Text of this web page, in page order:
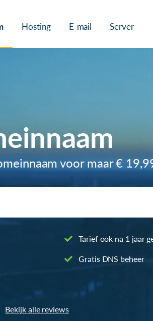
Hosting E-mail Server
voor maar€
Tarief ook na 1 jaar
Gratis DNS beheer
Bekijk alle reviews